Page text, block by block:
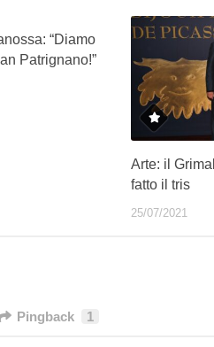
“Diamo
Patrignano!”
Arte: il
fatto il tris
25/07/2021
Pingback 1